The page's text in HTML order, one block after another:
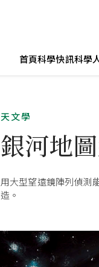
首頁科學快訊科學
天文學
銀河地
用大型望遠鏡陣列偵測
造。